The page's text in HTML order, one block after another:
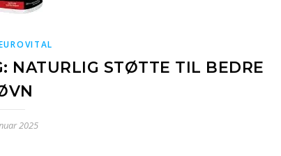
NATURLIG STØTTE TIL BEDRE
2025